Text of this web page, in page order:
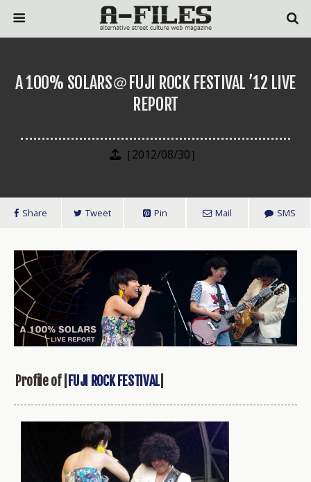
A 100% SOLARS＠FUJI ROCK FESTIVAL ’12 LIVE
REPORT
［2012/08/30］
Share Tweet Pin Mail SMS
Profile of | FUJI ROCK FESTIVAL|